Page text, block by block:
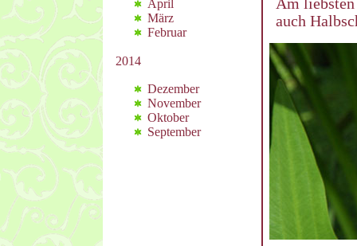
April
März
Februar
2014
Dezember
November
Oktober
September
Am liebsten
auch